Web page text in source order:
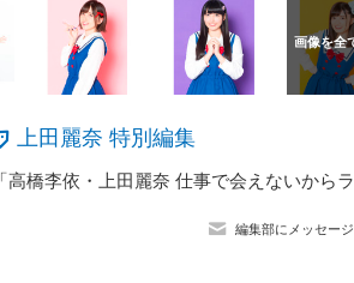
上田麗奈 特別編集
編集部にメッセー